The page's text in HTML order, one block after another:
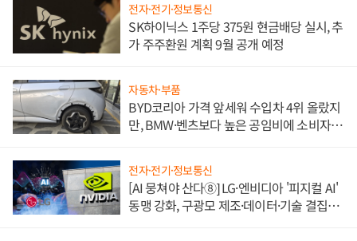
전자·전기·정보통신
SK하이닉스 1주당 375원 현금배당 실시, 추
가 주주환원 계획 9월 공개 예정
자동차·부품
BYD코리아 가격 앞세워 수입차 4위 올랐지
만, BMW·벤츠보다 높은 공임비에 소비자
전자·전기·정보통신
[AI 뭉쳐야 산다⑧] LG·엔비디아 '피지컬 AI'
동맹 강화, 구광모 제조·데이터·기술 결집